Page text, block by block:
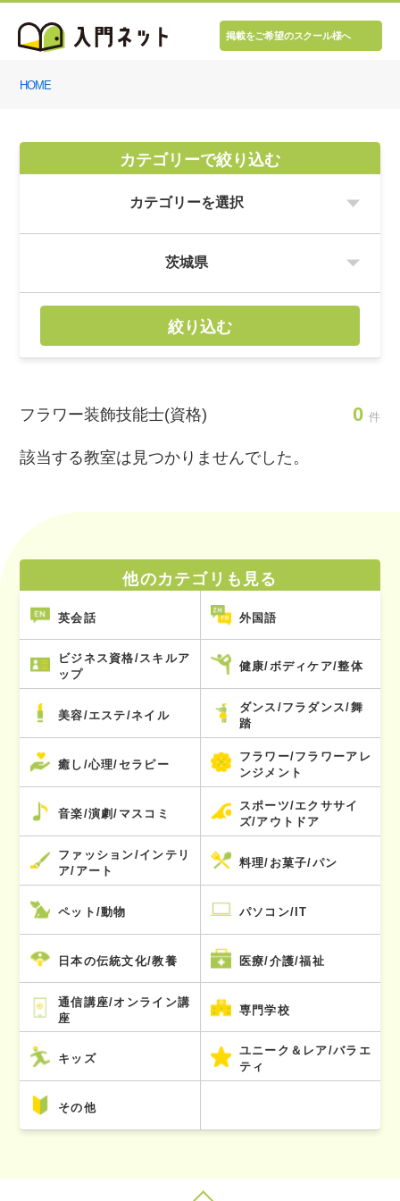
掲載をご希望のスクール様へ
HOME
カテゴリーで絞り込む
絞り込む
フラワー装飾技能士(資格) 0 件
該当する教室は見つかりませんでした。
他のカテゴリも見る
英会話 外国語
ビジネス資格/スキルア
ップ
健康/ボディケア/整体
美容/エステ/ネイル
ダンス/フラダンス/舞
踏
癒し/心理/セラピー
フラワー/フラワーアレ
ンジメント
音楽/演劇/マスコミ
スポーツ/エクササイ
ズ/アウトドア
ファッション/インテリ
ア/アート
料理/お菓子/パン
ペット/動物 パソコン/IT
日本の伝統文化/教養 医療/介護/福祉
通信講座/オンライン講
座
専門学校
キッズ
ユニーク＆レア/バラエ
ティ
その他